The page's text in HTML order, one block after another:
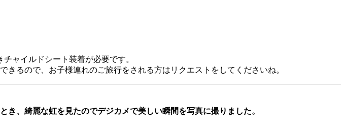
ャイルドシート装着が必要です。
るので、お子様連れのご旅行をされる方はリクエストをしてくださいね。
、綺麗な虹を見たのでデジカメで美しい瞬間を写真に撮りました。